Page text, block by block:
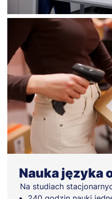
Nauka języka
Na studiach